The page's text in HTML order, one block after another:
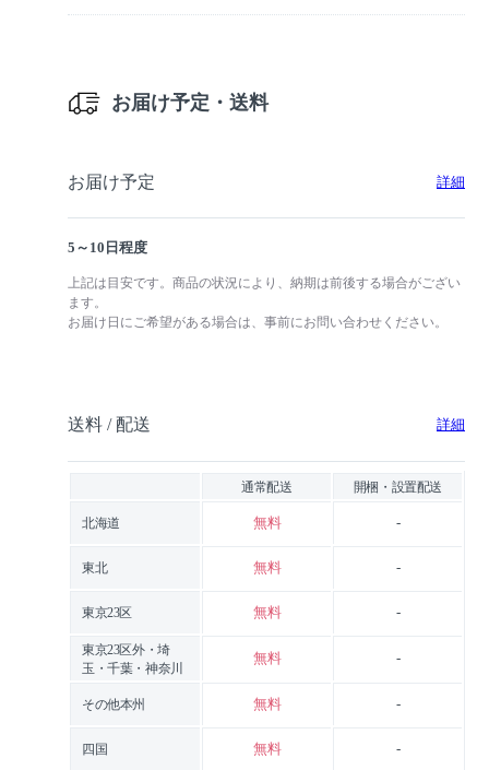
お届け予定・送料
お届け予定 詳細
5～10日程度
上記は目安です。商品の状況により、納期は前後する場合がござい
ます。
お届け日にご希望がある場合は、事前にお問い合わせください。
送料 / 配送 詳細
通常配送 開梱・設置配送
北海道 無料 -
東北 無料 -
東京23区 無料 -
東京23区外・埼
玉・千葉・神奈川
無料 -
その他本州 無料 -
四国 無料 -